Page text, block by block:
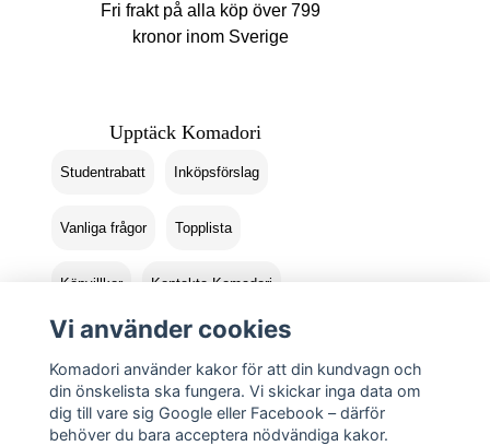
Fri frakt på alla köp över 799
kronor inom Sverige
Upptäck Komadori
Studentrabatt Inköpsförslag
Vanliga frågor Topplista
Köpvillkor Kontakta Komadori
Logga in Returer
Vi använder cookies
Komadori använder kakor för att din kundvagn och
din önskelista ska fungera. Vi skickar inga data om
dig till vare sig Google eller Facebook – därför
behöver du bara acceptera nödvändiga kakor.